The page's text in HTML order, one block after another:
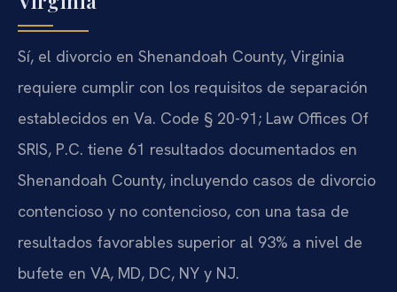
Sí, el divorcio en Shenandoah County, Virginia
requiere cumplir con los requisitos de separación
establecidos en Va. Code § 20-91; Law Offices Of
SRIS, P.C. tiene 61 resultados documentados en
Shenandoah County, incluyendo casos de divorcio
contencioso y no contencioso, con una tasa de
resultados favorables superior al 93% a nivel de
bufete en VA, MD, DC, NY y NJ.